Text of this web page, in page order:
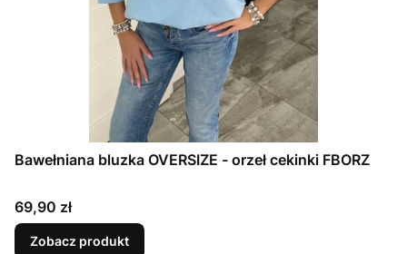
Bawełniana bluzka OVERSIZE - orzeł cekinki FBORZ
Cena
69,90 zł
Zobacz produkt